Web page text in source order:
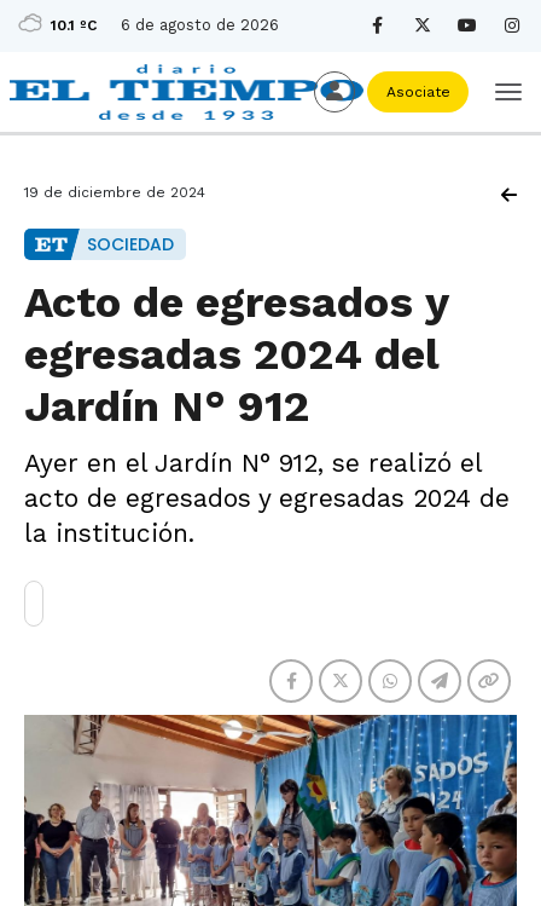
10.1 ºC 6 de agosto de 2026
Asociate
19 de diciembre de 2024
SOCIEDAD
Acto de egresados y
egresadas 2024 del
Jardín N° 912
Ayer en el Jardín N° 912, se realizó el
acto de egresados y egresadas 2024 de
la institución.